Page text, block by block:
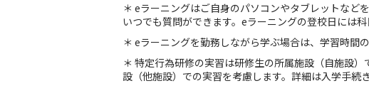
＊ eラーニングはご自身のパソコンやタブレットなど
いつでも質問ができます。eラーニングの登校日には
＊ eラーニングを勤務しながら学ぶ場合は、学習時間の
＊ 特定行為研修の実習は研修生の所属施設（自施設
設（他施設）での実習を考慮します。詳細は入学手続